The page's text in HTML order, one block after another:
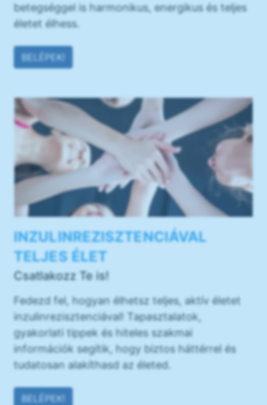
betegséggel is harmonikus, energikus és teljes
életet élhess.
BELÉPEK!
INZULINREZISZTENCIÁVAL
TELJES ÉLET
Csatlakozz Te is!
Fedezd fel, hogyan élhetsz teljes, aktív életet
inzulinrezisztenciával! Tapasztalatok,
gyakorlati tippek és hiteles szakmai
információk segítik, hogy biztos háttérrel és
tudatosan alakíthasd az életed.
BELÉPEK!